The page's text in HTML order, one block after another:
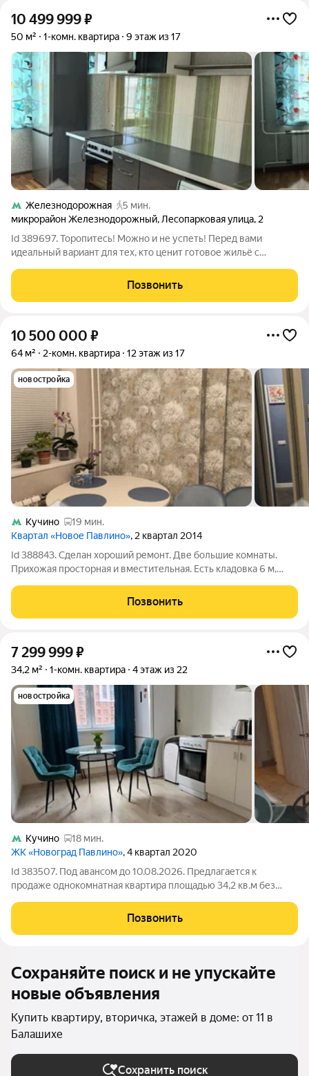
10 499 999₽
50 м² 1-комн. квартира 9 этаж из 17
Железнодорожная
5 мин.
микрорайон Железнодорожный, Лесопарковая улица, 2
Id 389697. Торопитесь! Можно и не успеть! Перед вами
идеальный вариант для тех, кто ценит готовое жильё с
квартира в Балашихе, площадью 50 квадратных метров, где
каждый метр использован с умом.
Позвонить
10 500 000 ₽
64 м² 2-комн. квартира 12 этаж из 17
новостройка
Кучино
19 мин.
Квартал «Новое Павлино», 2 квартал 2014
Id 388843. Сделан хороший ремонт. Две бoльшие комнаты.
Прихожая просторная и вместительная. Есть кладовка 6 м,
находится в районе с развитой инфраструктурой. Рядом есть
школы, детсады,
Позвонить
7 299 999₽
34,2 м² 1-комн. квартира 4 этаж из 22
новостройка
Кучино
18 мин.
ЖК «Новоград Павлино», 4 квартал 2020
Id 383507. Под авансом до 10.08.2026. Предлагается к
продаже однокомнатная квартира площадью 34,2 кв.м без
развитом микрорайоне Новое Павлино. Один собственник.
Преимущество локации
Позвонить
Сохраняйте поиск и не упускайте
новые объявления
Купить квартиру, вторичка, этажей в доме: от 11 в
Балашихе
Сохранить поиск